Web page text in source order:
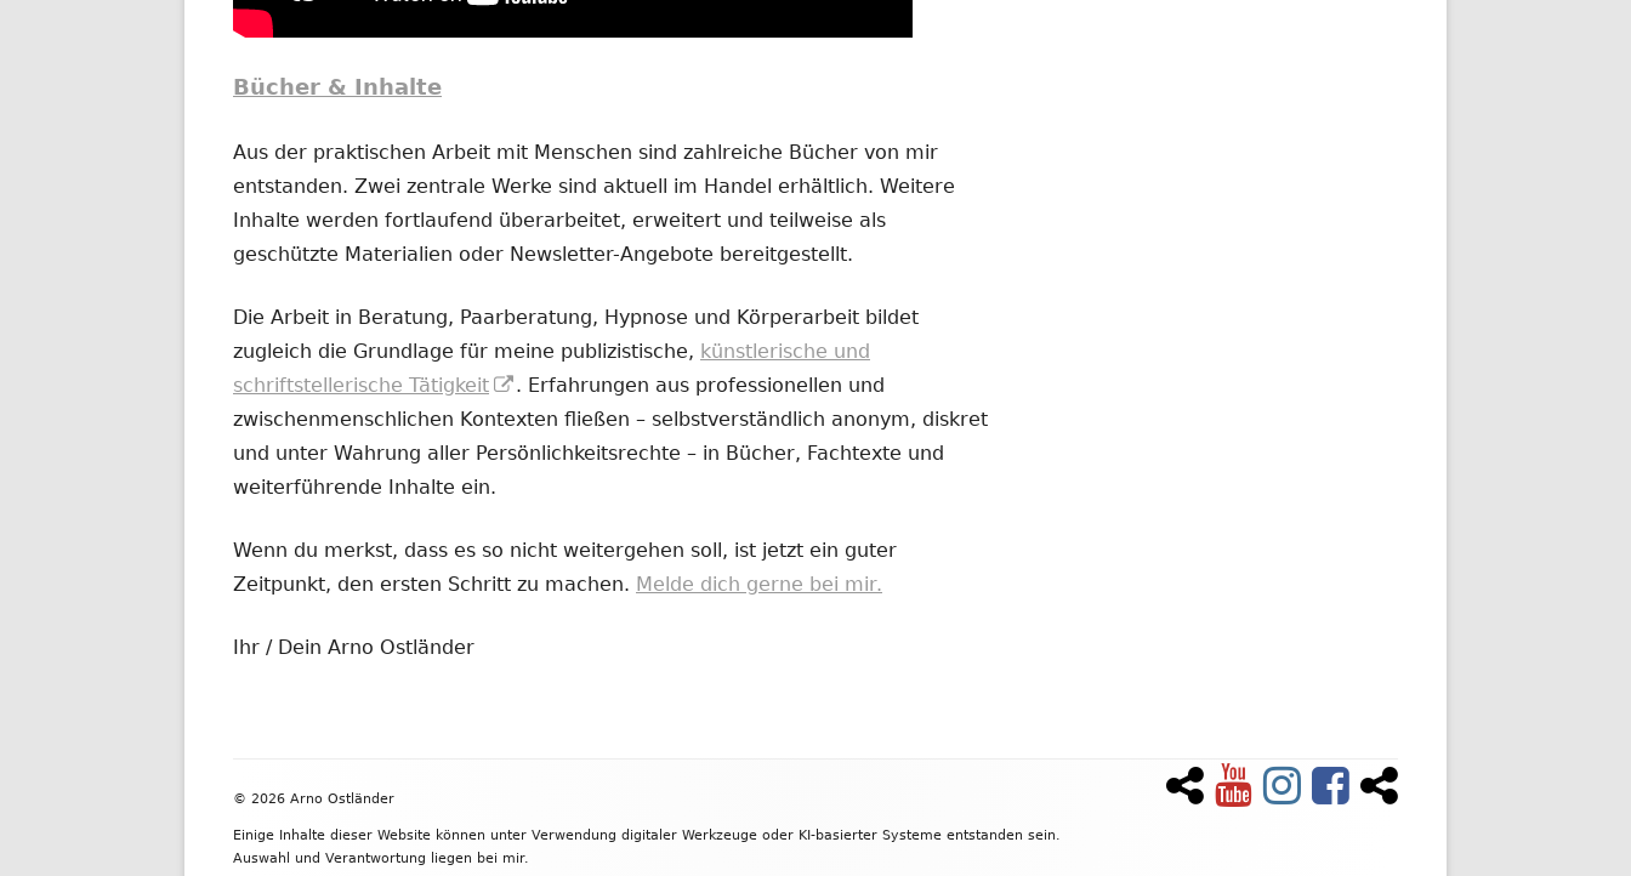
Bücher & Inhalte
Aus der praktischen Arbeit mit Menschen sind zahlreiche Bücher von mir
entstanden. Zwei zentrale Werke sind aktuell im Handel erhältlich. Weitere
Inhalte werden fortlaufend überarbeitet, erweitert und teilweise als
geschützte Materialien oder Newsletter-Angebote bereitgestellt.
Die Arbeit in Beratung, Paarberatung, Hypnose und Körperarbeit bildet
zugleich die Grundlage für meine publizistische, künstlerische und
schriftstellerische Tätigkeit
In
neuem
Fenster
. Erfahrungen aus professionellen und
zwischenmenschlichen Kontexten fließen – selbstverständlich anonym, diskret
und unter Wahrung aller Persönlichkeitsrechte – in Bücher, Fachtexte und
weiterführende Inhalte ein.
Wenn du merkst, dass es so nicht weitergehen soll, ist jetzt ein guter
Zeitpunkt, den ersten Schritt zu machen. Melde dich gerne bei mir.
Ihr / Dein Arno Ostländer
Inhalt
© 2026 Arno Ostländer
Einige Inhalte dieser Website können unter Verwendung digitaler Werkzeuge oder KI-basierter Systeme entstanden sein.
Auswahl und Verantwortung liegen bei mir.
NewsletterYouTubeInstagramFacebookTiktok